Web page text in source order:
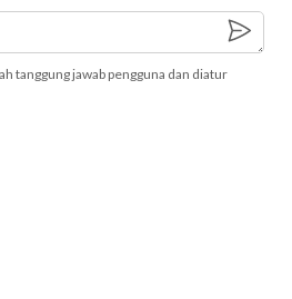
tanggung jawab pengguna dan diatur